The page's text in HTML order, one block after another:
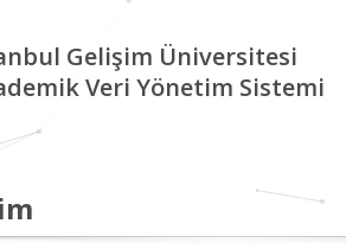
Gelişim Üniversitesi
Veri Yönetim Sistemi